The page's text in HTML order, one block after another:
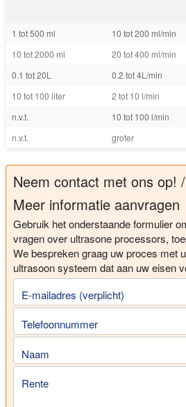
1 tot 500 ml 10 tot 200 ml/min
10 tot 2000 ml
20 tot 400 ml/min
0.1 tot 20L
0.2 tot 4L/min
10 tot 100 liter
2 tot 10 l/min
n.v.t.
10 tot 100 l/min
n.v.t.
groter
Neem contact met ons op!
Meer informatie aanvragen
Gebruik het onderstaande formulier
vragen over ultrasone processors,
We bespreken graag uw proces met
ultrasoon systeem dat aan uw eisen
E-mailadres (verplicht)
Telefoonnummer
Naam
Rente